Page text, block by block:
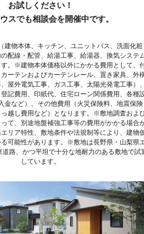
お試し ください！
スでも相談会を開催中です。
建物本体、キッチン、ユニットバス、洗面化粧
配線・配管、給湯工事、給湯器、換気システ
。※建物本体価格以外にかかる費用として、
ーテンおよびカーテンレール、置き家具、外
屋外電気工事、ガス工事、太陽光発電工事）
記費用、印紙代、住宅ローン関係費用、各種
金など）、その他費用（火災保険料、地震保険
越し費用など）となります。※敷地調査およ
て、別途地盤補強工事等の費用がかかる場合
リア特性、敷地条件や法規制等により、建物
可能性があります。※敷地は長野県・山梨県
道路、かつ平坦で十分な地耐力のある敷地で試
しています。